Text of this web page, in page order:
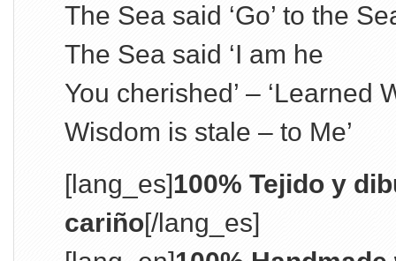
The Sea said ‘Go’ to the
The Sea said ‘I am he
You cherished’ – ‘Learned
Wisdom is stale – to Me’
[lang_es]100% Tejido y
cariño[/lang_es]